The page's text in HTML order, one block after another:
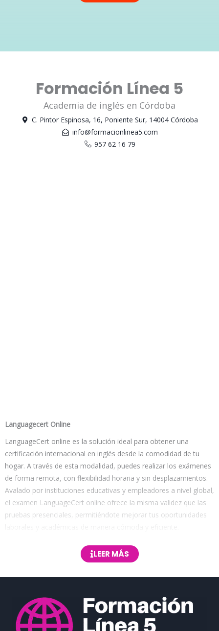
Formación Línea 5
Academia de inglés en Córdoba
C. Pintor Espinosa, 16, Poniente Sur, 14004 Córdoba
info@formacionlinea5.com
957 62 16 79
Languagecert Online
LanguageCert online es la solución ideal para obtener una
certificación internacional en inglés desde la comodidad de tu
hogar. A través de esta modalidad, puedes realizar los exámenes
de forma remota, con flexibilidad horaria y sin desplazamientos.
Avalado por instituciones educativas y empleadores a nivel global,
el examen LanguageCert online ofrece la misma validez que las
pruebas presenciales, permitiéndote mejorar tus oportunidades
Con LanguageCert online, tienes acceso a una plataforma
moderna y segura para certificar tu nivel de inglés. Este examen
enfoque adaptable y accesible lo convierte en una opción
conveniente para quienes buscan una certificación oficial sin salir
de casa. Al optar por esta modalidad, podrás programar tu
LEER MÁS